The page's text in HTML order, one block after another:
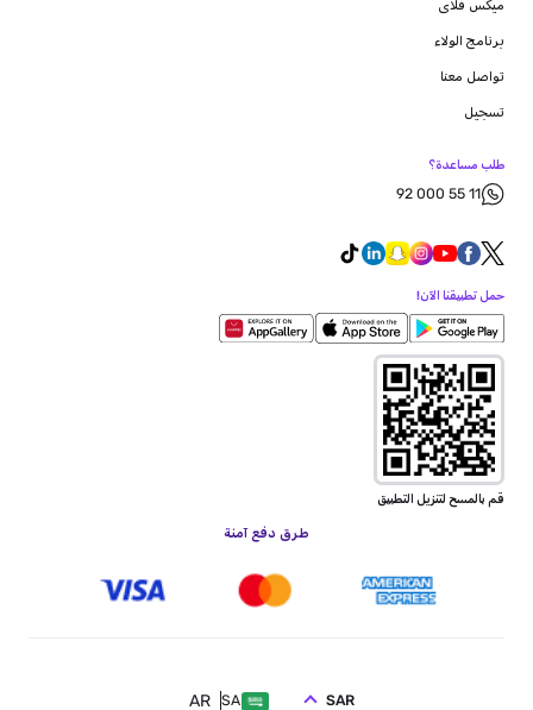
ميكس فلاى
برنامج الولاء
تواصل معنا
تسجيل
طلب مساعدة؟
92 000 55 11
حمل تطبيقنا الآن!
قم بالمسح لتنزيل التطبيق
طرق دفع آمنة
SA
AR SAR